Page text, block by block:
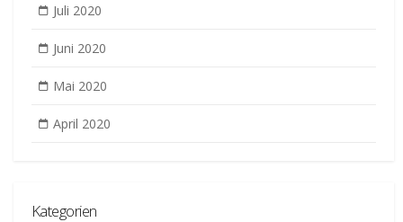
Juli 2020
Juni 2020
Mai 2020
April 2020
Kategorien